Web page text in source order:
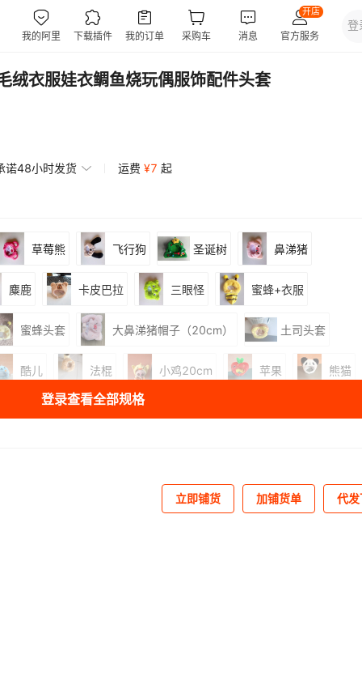
衣服娃衣鲷鱼烧玩偶服饰配件头套
诺48小时发货 运费 ¥7 起
草莓熊 飞行狗 圣诞树 鼻涕猪
麋鹿 卡皮巴拉 三眼怪 蜜蜂+衣服
蜜蜂头套 大鼻涕猪帽子（20cm） 土司头套
酷儿 法棍 小鸡20cm 苹果 熊猫
登录查看全部规格
立即铺货 加铺货单 代